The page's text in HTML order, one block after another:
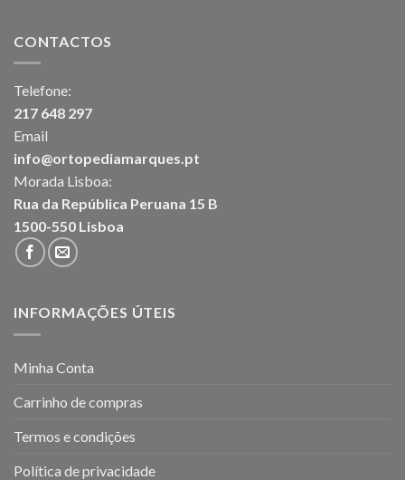
CONTACTOS
Telefone:
217 648 297
Email
info@ortopediamarques.pt
Morada Lisboa:
Rua da República Peruana 15 B
1500-550 Lisboa
INFORMAÇÕES ÚTEIS
Minha Conta
Carrinho de compras
Termos e condições
Política de privacidade